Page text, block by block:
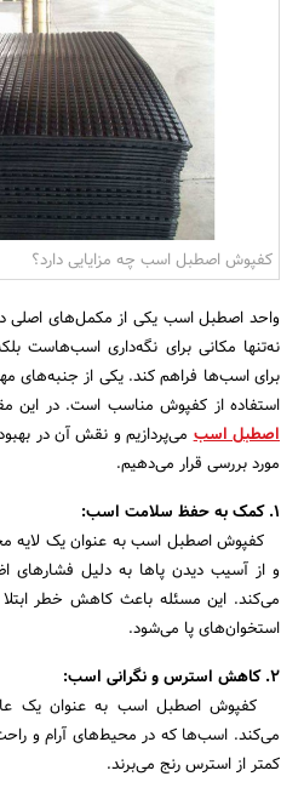
کفپوش اصطبل اسب چه مزایایی دارد؟
واحد اصطبل اسب یکی از مکمل‌های اصلی
نه‌تنها مکانی برای نگه‌داری اسب‌هاست
برای اسب‌ها فراهم کند. یکی از جنبه‌های
استفاده از کفپوش مناسب است. در این
اصطبل اسبمی‌پردازیم و نقش آن در
مورد بررسی قرار می‌دهیم.
1. کمک به حفظ سلامت اسب:
کفپوش اصطبل اسب به عنوان یک لایه
و از آسیب دیدن پاها به دلیل
می‌کند. این مسئله باعث کاهش خطر
استخوان‌های پا می‌شود.
2. کاهش استرس و نگرانی اسب:
کفپوش اصطبل اسب به عنوان یک
می‌کند. اسب‌ها که در محیط‌های آرام و
کمتر از استرس رنج می‌برند.